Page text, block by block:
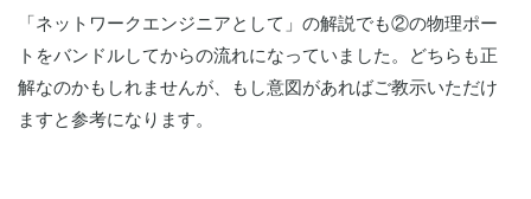
「ネットワークエンジニアとして」の解説でも②の物理ポー
トをバンドルしてからの流れになっていました。どちらも正
解なのかもしれませんが、もし意図があればご教示いただけ
ますと参考になります。